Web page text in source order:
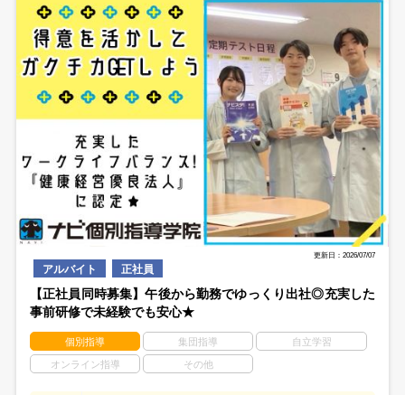
更新日：2026/07/07
アルバイト 正社員
【正社員同時募集】午後から勤務でゆっくり出社◎充実した
事前研修で未経験でも安心★
個別指導 集団指導 自立学習
オンライン指導 その他